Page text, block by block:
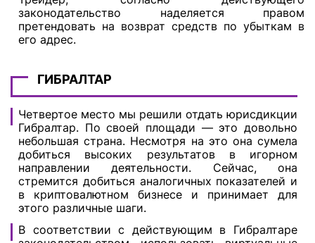
законодательство наделяется правом
претендовать на возврат средств по убыткам в
его адрес.
ГИБРАЛТАР
Четвертое место мы решили отдать юрисдикции
Гибралтар. По своей площади — это довольно
небольшая страна. Несмотря на это она сумела
добиться высоких результатов в игорном
направлении деятельности. Сейчас, она
стремится добиться аналогичных показателей и
в криптовалютном бизнесе и принимает для
этого различные шаги.
В соответствии с действующим в Гибралтаре